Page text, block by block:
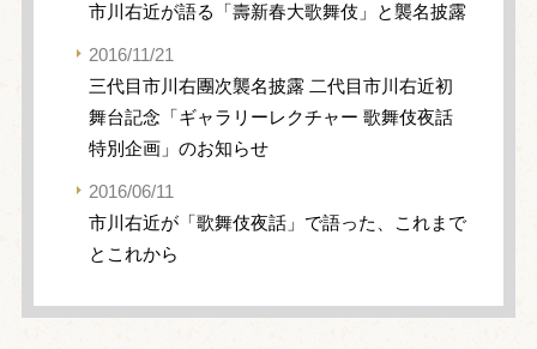
市川右近が語る「壽新春大歌舞伎」と襲名披露
2016/11/21
三代目市川右團次襲名披露 二代目市川右近初
舞台記念「ギャラリーレクチャー 歌舞伎夜話
特別企画」のお知らせ
2016/06/11
市川右近が「歌舞伎夜話」で語った、これまで
とこれから